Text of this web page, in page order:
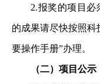
2.报奖的项目必
的成果请尽快按照科
要操作手册”办理。
（二）项目公示